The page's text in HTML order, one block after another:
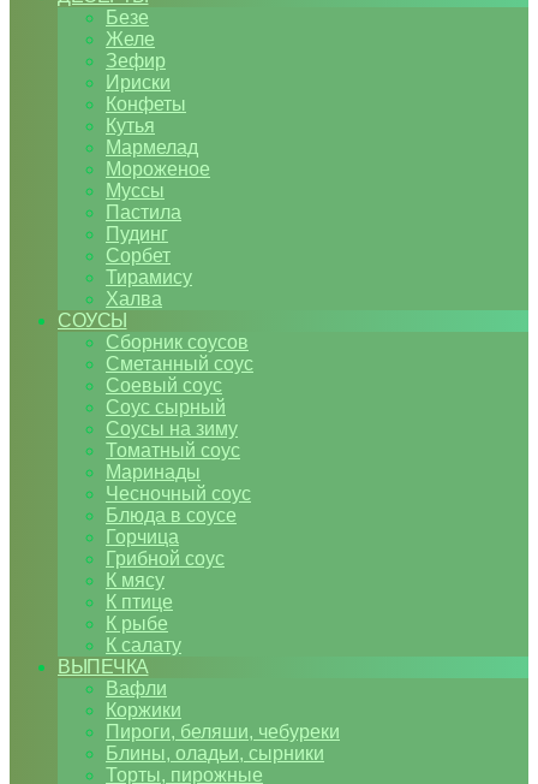
Безе
Желе
Зефир
Ириски
Конфеты
Кутья
Мармелад
Мороженое
Муссы
Пастила
Пудинг
Сорбет
Тирамису
Халва
СОУСЫ
Сборник соусов
Сметанный соус
Соевый соус
Соус сырный
Соусы на зиму
Томатный соус
Маринады
Чесночный соус
Блюда в соусе
Горчица
Грибной соус
К мясу
К птице
К рыбе
К салату
ВЫПЕЧКА
Вафли
Коржики
Пироги, беляши, чебуреки
Блины, оладьи, сырники
Торты, пирожные